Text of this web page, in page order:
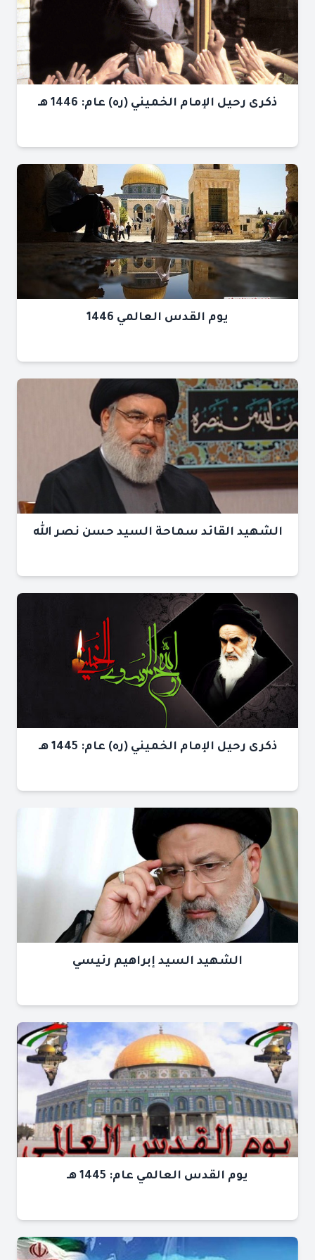
ذكرى رحيل الإمام الخميني (ره) عام: 1446 هـ
يوم القدس العالمي 1446
الشهيد القائد سماحة السيد حسن نصر الله
ذكرى رحيل الإمام الخميني (ره) عام: 1445 هـ
الشهيد السيد إبراهيم رئيسي
يوم القدس العالمي عام: 1445 هـ